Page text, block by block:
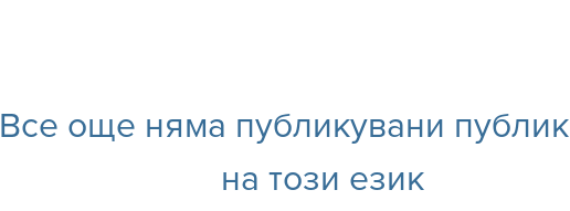
Все още няма публикувани
на този език